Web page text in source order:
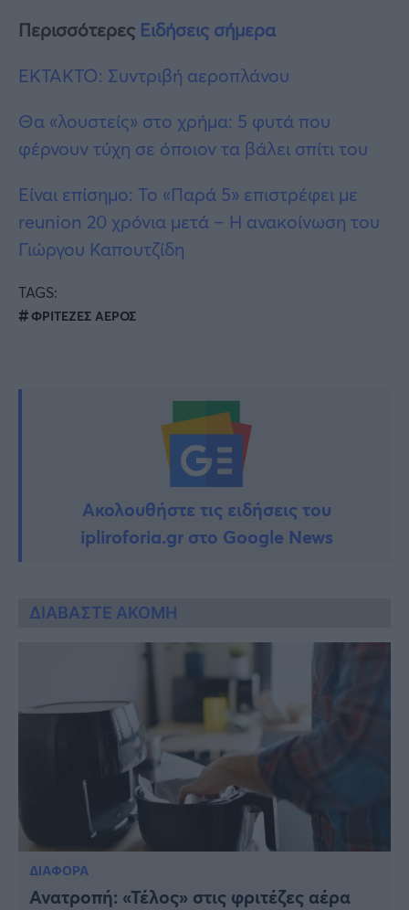
Περισσότερες Ειδήσεις σήμερα
ΕΚΤΑΚΤΟ: Συντριβή αεροπλάνου
Θα «λουστείς» στο χρήμα: 5 φυτά που
φέρνουν τύχη σε όποιον τα βάλει σπίτι του
Είναι επίσημο: Το «Παρά 5» επιστρέφει με
reunion 20 χρόνια μετά – Η ανακοίνωση του
Γιώργου Καπουτζίδη
TAGS:
ΦΡΙΤΕΖΕΣ ΑΕΡΟΣ
Ακολουθήστε τις ειδήσεις του
ipliroforia.gr στο Google News
ΔΙΑΒΑΣΤΕ ΑΚΟΜΗ
ΔΙΑΦΟΡΑ
Ανατροπή: «Τέλος» στις φριτέζες αέρα